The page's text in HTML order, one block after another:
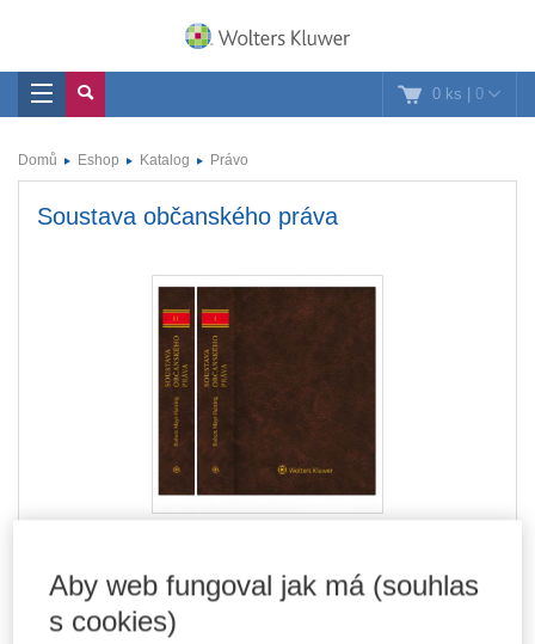
0 ks | 0
Domů Eshop Katalog Právo
Soustava občanského práva
3 400 Kč
Ušetříte 599 Kč
Tištěná kniha
Skladem- expedice do 2 pracovních dnů
Aby web fungoval jak má (souhlas
s cookies)